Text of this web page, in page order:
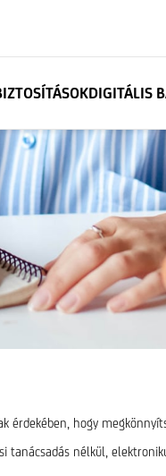
DIGITÁLIS
érdekében, hogy
nélkül,